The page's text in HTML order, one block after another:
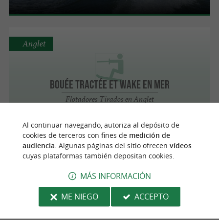
Bouée tractée et wake en mer
Flotadores Tirados en Anglet
Anglet
Sportsmer
Flotadores Tirados en Saint-Jean-de-Luz
San Juan de Luz
Al continuar navegando, autoriza al depósito de
cookies de terceros con fines de medición de
audiencia . Algunas páginas del sitio ofrecen vídeos
cuyas plataformas también depositan cookies.
MÁS INFORMACIÓN
ME NIEGO
ACCEPTO